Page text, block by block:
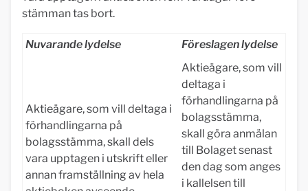
stämman tas bort.
Nuvarande lydelse Föreslagen lydelse
Aktieägare, som vill deltaga i
förhandlingarna på
bolagsstämma, skall dels
vara upptagen i utskrift eller
annan framställning av hela
Aktieägare, som vill
deltaga i
förhandlingarna på
bolagsstämma,
skall göra anmälan
till Bolaget senast
den dag som anges
i kallelsen till